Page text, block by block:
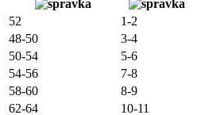
52
1-2
48-50
3-4
50-54
5-6
54-56
7-8
58-60
8-9
62-64
10-11